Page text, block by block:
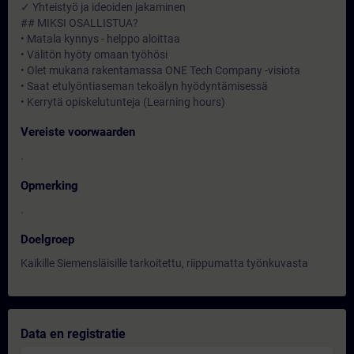
✓ Yhteistyö ja ideoiden jakaminen
## MIKSI OSALLISTUA?
• Matala kynnys - helppo aloittaa
• Välitön hyöty omaan työhösi
• Olet mukana rakentamassa ONE Tech Company -visiota
• Saat etulyöntiaseman tekoälyn hyödyntämisessä
• Kerrytä opiskelutunteja (Learning hours)
Vereiste voorwaarden
Opmerking
Doelgroep
Kaikille Siemensläisille tarkoitettu, riippumatta työnkuvasta
Data en registratie